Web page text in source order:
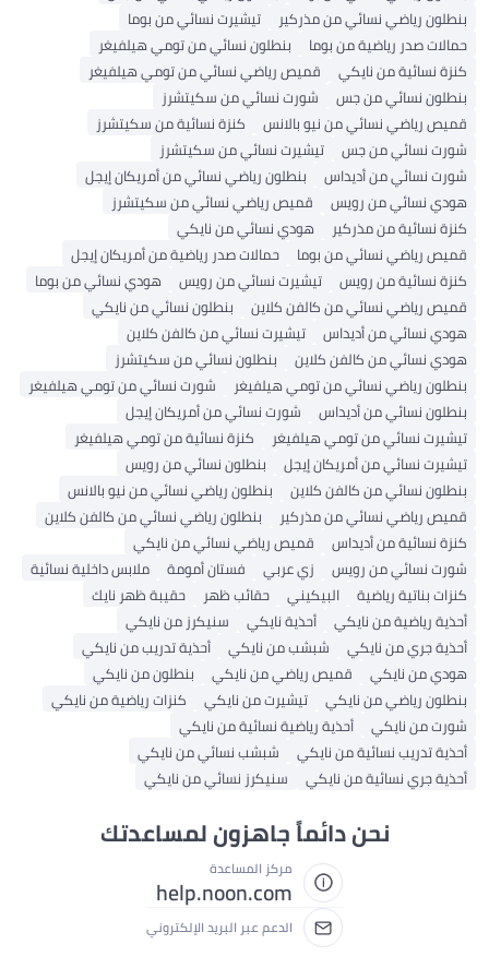
رياضي نسائي من مذركير
تيشيرت نسائي من بوما
صدر رياضية من بوما
بنطلون نسائي من تومي هيلفيغر
من نايكي
قميص رياضي نسائي من تومي هيلفيغر
نسائي من جس
شورت نسائي من سكيتشرز
رياضي نسائي من نيو بالانس
كنزة نسائية من سكيتشرز
نسائي من جس
تيشيرت نسائي من سكيتشرز
نسائي من أديداس
بنطلون رياضي نسائي من أمريكان إيجل
نسائي من رويس
قميص رياضي نسائي من سكيتشرز
من مذركير
هودي نسائي من نايكي
رياضي نسائي من بوما
حمالات صدر رياضية من أمريكان إيجل
من رويس
تيشيرت نسائي من رويس
هودي نسائي من بوما
رياضي نسائي من كالفن كلاين
بنطلون نسائي من نايكي
نسائي من أديداس
تيشيرت نسائي من كالفن كلاين
نسائي من كالفن كلاين
بنطلون نسائي من سكيتشرز
رياضي نسائي من تومي هيلفيغر
شورت نسائي من تومي هيلفيغر
نسائي من أديداس
شورت نسائي من أمريكان إيجل
نسائي من تومي هيلفيغر
كنزة نسائية من تومي هيلفيغر
نسائي من أمريكان إيجل
بنطلون نسائي من رويس
نسائي من كالفن كلاين
بنطلون رياضي نسائي من نيو بالانس
رياضي نسائي من مذركير
بنطلون رياضي نسائي من كالفن كلاين
من أديداس
قميص رياضي نسائي من نايكي
نسائي من رويس
زي عربي فستان أمومة
ملابس داخلية نسائية
بناتية رياضية
البيكيني حقائب ظهر
حقيبة ظهر نايك
رياضية من نايكي
أحذية نايكي
سنيكرز من نايكي
جري من نايكي
شبشب من نايكي
أحذية تدريب من نايكي
من نايكي
قميص رياضي من نايكي
بنطلون من نايكي
رياضي من نايكي
تيشيرت من نايكي
كنزات رياضية من نايكي
من نايكي
أحذية رياضية نسائية من نايكي
تدريب نسائية من نايكي
شبشب نسائي من نايكي
جري نسائية من نايكي
سنيكرز نسائي من نايكي
نحن دائماً جاهزون لمساعدتك
مركز المساعدة
help.noon.com
الدعم عبر البريد الإلكتروني